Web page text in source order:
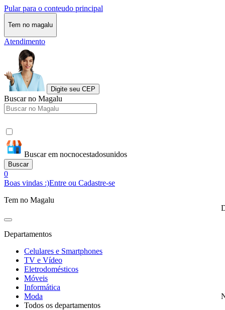
Pular para o conteudo principal
Tem no magalu
Atendimento
Digite seu CEP
Buscar no Magalu
Buscar em nocnocestadosunidos
Buscar
0
Boas vindas :)Entre ou Cadastre-se
Tem no Magalu
Departamentos
Celulares e Smartphones
TV e Vídeo
Eletrodomésticos
Móveis
Informática
Moda
Todos os departamentos